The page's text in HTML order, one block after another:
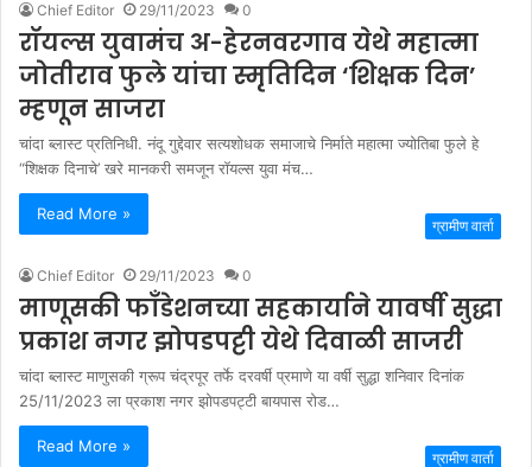
Chief Editor 29/11/2023 0
रॉयल्स युवामंच अ-हेरनवरगाव येथे महात्मा
जोतीराव फुले यांचा स्मृतिदिन ‘शिक्षक दिन’
म्हणून साजरा
चांदा ब्लास्ट प्रतिनिधी. नंदू गुद्देवार सत्यशोधक समाजाचे निर्माते महात्मा ज्योतिबा फुले हे
“शिक्षक दिनाचे’ खरे मानकरी समजून रॉयल्स युवा मंच…
Read More »
ग्रामीण वार्ता
Chief Editor 29/11/2023 0
माणूसकी फाँडेशनच्या सहकार्याने यावर्षी सुद्धा
प्रकाश नगर झोपडपट्टी येथे दिवाळी साजरी
चांदा ब्लास्ट माणुसकी ग्रूप चंद्रपूर तर्फे दरवर्षी प्रमाणे या वर्षी सुद्धा शनिवार दिनांक
25/11/2023 ला प्रकाश नगर झोपडपट्टी बायपास रोड…
Read More »
ग्रामीण वार्ता